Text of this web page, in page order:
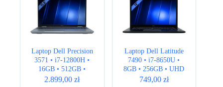
Laptop Dell Precision
3571 • i7-12800H •
16GB • 512GB •
T600 4GB • 15,6″
2.899,00zł
Laptop Dell Latitude
7490 • i7-8650U •
8GB • 256GB • UHD
620 • 14.1″ Full HD •
749,00 zł